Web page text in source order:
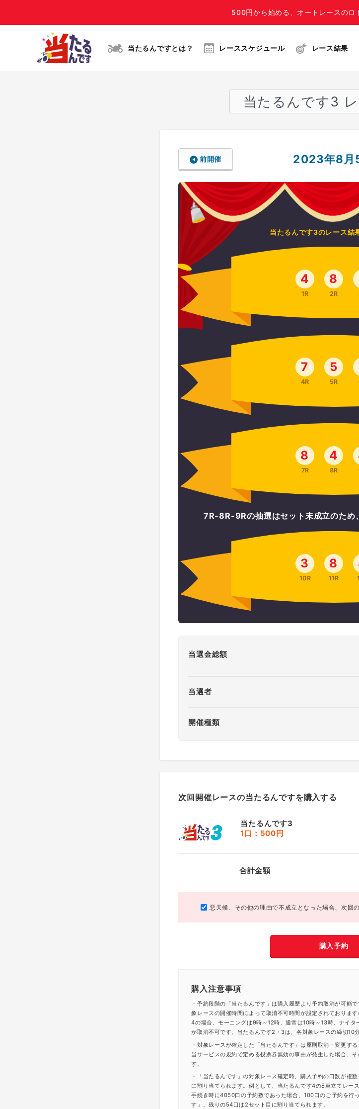
500円から始める、オートレースのロ
当たるんですとは？ レーススケジュール レース結果
前開催 2023年8月
当たるんです3のレース結
4
1R
8
2R
7
4R
5
5R
8
7R
4
8R
7R-8R-9Rの抽選はセット未成立のため
3
10R
8
11R
当選金総額
当選者
開催種類
次回開催レースの当たるんですを購入する
当たるんです3
1口：500円
合計金額
悪天候、その他の理由で不成立となった場合、次回
購入予約
購入注意事項
・予約段階の「当たるんです」は購入履歴より予約取消が可能
象レースの開催時間によって取消不可時間が設定されておりま
4の場合、モーニングは9時～12時、通常は10時～13時、ナイ
が取消不可です。当たるんです2・3は、各対象レースの締切10
・対象レースが確定した「当たるんです」は原則取消・変更す
当サービスの規約で定める投票券無効の事由が発生した場合、
す。
・「当たるんです」の対象レース確定時、購入予約の口数が複
に割り当てられます。例として、当たるんです4の8車立てレー
手続き時に4050口の予約数であった場合、100口のご予約を行
す」、残りの54口は2セット目に割り当てられます。